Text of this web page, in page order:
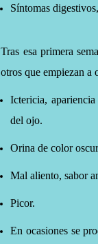
Síntomas
Tras esa primera
otros que empiezan a
Ictericia,
del ojo.
Orina de color
Mal aliento, sabor
Picor.
En ocasiones se